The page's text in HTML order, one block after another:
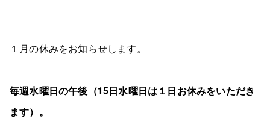
１月の休みをお知らせします。
毎週水曜日の午後（15日水曜日は１日お休みをいただき
ます）。